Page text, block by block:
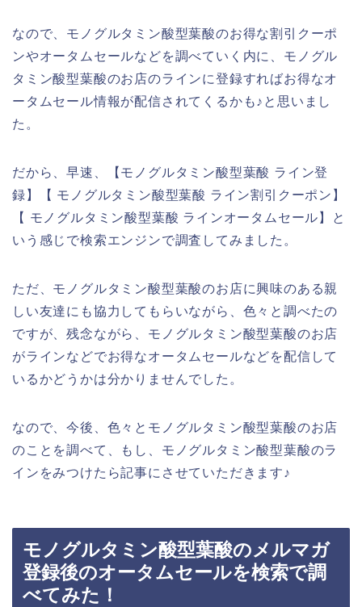
なので、モノグルタミン酸型葉酸のお得な割引クーポ
ンやオータムセールなどを調べていく内に、モノグル
タミン酸型葉酸のお店のラインに登録すればお得なオ
ータムセール情報が配信されてくるかも♪と思いまし
た。
だから、早速、【モノグルタミン酸型葉酸 ライン登
録】【 モノグルタミン酸型葉酸 ライン割引クーポン】
【 モノグルタミン酸型葉酸 ラインオータムセール】と
いう感じで検索エンジンで調査してみました。
ただ、モノグルタミン酸型葉酸のお店に興味のある親
しい友達にも協力してもらいながら、色々と調べたの
ですが、残念ながら、モノグルタミン酸型葉酸のお店
がラインなどでお得なオータムセールなどを配信して
いるかどうかは分かりませんでした。
なので、今後、色々とモノグルタミン酸型葉酸のお店
のことを調べて、もし、モノグルタミン酸型葉酸のラ
インをみつけたら記事にさせていただきます♪
モノグルタミン酸型葉酸のメルマガ
登録後のオータムセールを検索で調
べてみた！